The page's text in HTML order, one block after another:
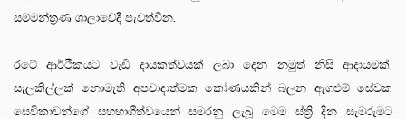
සම්මන්ත්‍රණ ශාලාවේදී පැවත්වින.
රටේ ආර්ථිකයට වැඩි දායකත්වයක් ලබා දෙන නමුත් නිසි ආදායමක්,
සැලකිල්ලක් නොමැති අපවාදාත්මක කෝණයකින් බලන ඇගළුම් සේවක
සෙවිකාවන්ගේ සහභාගීත්වයෙන් සමරනු ලැබූ මෙම ස්ත්‍රි දින සැමරුමට